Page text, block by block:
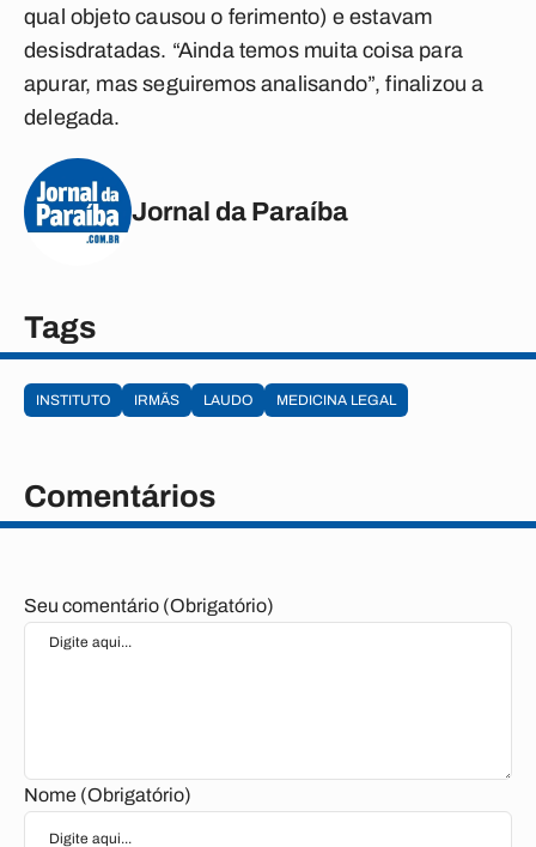
qual objeto causou o ferimento) e estavam
desisdratadas. “Ainda temos muita coisa para
apurar, mas seguiremos analisando”, finalizou a
delegada.
Jornal da Paraíba
Tags
INSTITUTO IRMÃS LAUDO MEDICINA LEGAL
Comentários
Seu comentário (Obrigatório)
Nome (Obrigatório)